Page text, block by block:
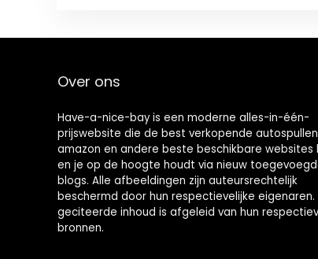
Over ons
Have-a-nice-bay is een moderne alles-in-één-
prijswebsite die de best verkopende
amazon en andere beste beschikbare websites
en je op de hoogte houdt via nieuw
blogs. Alle afbeeldingen zijn auteursrechtelijk
beschermd door hun respectievelijke eigenaren.
geciteerde inhoud is afgeleid van hun
bronnen.